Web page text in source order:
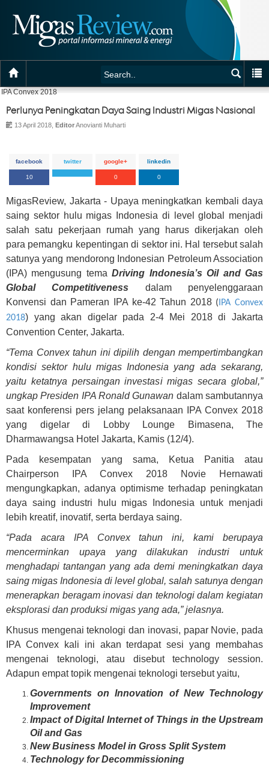
IPA Convex 2018
Perlunya Peningkatan Daya Saing Industri Migas Nasional
13 April 2018, EditorAnovianti Muharti
facebook
10
twitter google+
0
linkedin
0
MigasReview, Jakarta - Upaya meningkatkan kembali daya
saing sektor hulu migas Indonesia di level global menjadi
salah satu pekerjaan rumah yang harus dikerjakan oleh
para pemangku kepentingan di sektor ini. Hal tersebut salah
satunya yang mendorong Indonesian Petroleum Association
(IPA) mengusung temaDriving Indonesia’s Oil and Gas
Global Competitiveness dalam penyelenggaraan
Konvensi dan Pameran IPA ke-42 Tahun 2018 ( IPA Convex
2018) yang akan digelar pada 2-4 Mei 2018 di Jakarta
Convention Center, Jakarta.
“Tema Convex tahun ini dipilih dengan mempertimbangkan
kondisi sektor hulu migas Indonesia yang ada sekarang,
yaitu ketatnya persaingan investasi migas secara global,”
ungkap Presiden IPA Ronald Gunawan dalam sambutannya
saat konferensi pers jelang pelaksanaan IPA Convex 2018
yang digelar di Lobby Lounge Bimasena, The
Dharmawangsa Hotel Jakarta, Kamis (12/4).
Pada kesempatan yang sama, Ketua Panitia atau
Chairperson IPA Convex 2018 Novie Hernawati
mengungkapkan, adanya optimisme terhadap peningkatan
daya saing industri hulu migas Indonesia untuk menjadi
lebih kreatif, inovatif, serta berdaya saing.
“Pada acara IPA Convex tahun ini, kami berupaya
mencerminkan upaya yang dilakukan industri untuk
menghadapi tantangan yang ada demi meningkatkan daya
saing migas Indonesia di level global, salah satunya dengan
menerapkan beragam inovasi dan teknologi dalam kegiatan
eksplorasi dan produksi migas yang ada,” jelasnya.
Khusus mengenai teknologi dan inovasi, papar Novie, pada
IPA Convex kali ini akan terdapat sesi yang membahas
mengenai teknologi, atau disebut technology session.
Adapun empat topik mengenai teknologi tersebut yaitu,
Governments on Innovation of New Technology
Improvement
Impact of Digital Internet of Things in the Upstream
Oil and Gas
New Business Model in Gross Split System
Technology for Decommissioning